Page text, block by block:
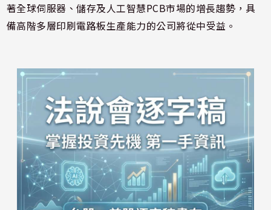
著全球伺服器、儲存及人工智慧PCB市場的增長趨勢，具
備高階多層印刷電路板生產能力的公司將從中受益。